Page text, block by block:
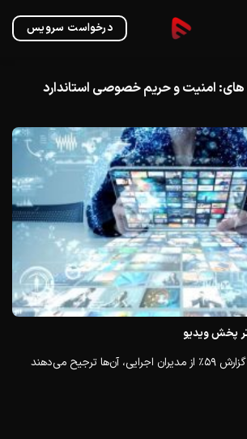
درخواست سرویس
امنیت و حریم خصوصی استاندارد
پخش ویدیو
آیا می‌دانستید که بنا به گزارش ۵۹٪ از مدیران اجرایی، آن‌ها ترجیح می‌دهند